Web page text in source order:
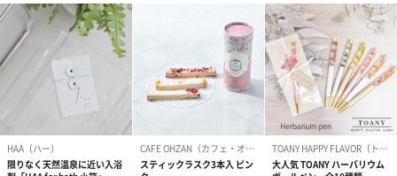
わり）（1,880円）
ーン）（1,650円）
（1,650円）
ドライフラワー・プリザーブドフラワー
自然のお花で作ったドライフラワー・プリザーブドフラワーを同
一部花材が写真と異なる場合がございます。予めご了承くださ
い。パッケージに入れてお届けします。